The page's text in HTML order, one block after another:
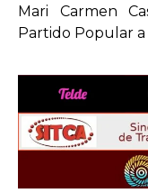
Mari Carmen
Partido Popular